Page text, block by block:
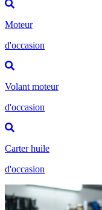
Moteur
d'occasion
Volant moteur
d'occasion
Carter huile
d'occasion